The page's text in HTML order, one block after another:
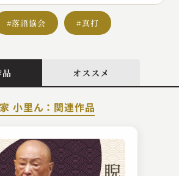
#落語協会 #真打
品 オススメ
小里ん：関連作品